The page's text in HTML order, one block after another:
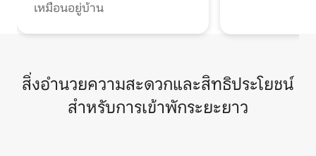
เหมือนอยู่บ้าน
สิ่งอำนวยความสะดวกและสิทธิประโยชน์
สำหรับการเข้าพักระยะยาว